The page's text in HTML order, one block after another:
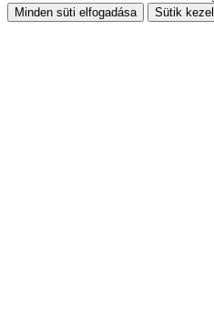
Minden süti elfogadása Sütik